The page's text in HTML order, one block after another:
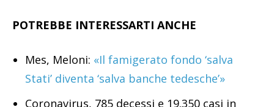
POTREBBE INTERESSARTI ANCHE
Mes, Meloni: «Il famigerato fondo ‘salva
Stati’ diventa ‘salva banche tedesche’»
Coronavirus, 785 decessi e 19.350 casi in